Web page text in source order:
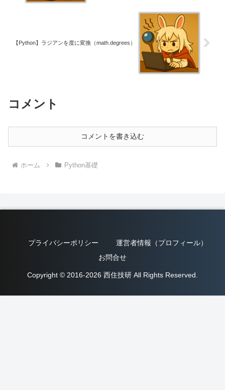
【Python】ラジアンを度に変換（math.degrees）
コメント
コメントを書き込む
ホーム Python基礎
プライバシーポリシー
運営者情報（プロフィール）
お問合せ
Copyright © 2016-2026 西住技研 All Rights Reserved.